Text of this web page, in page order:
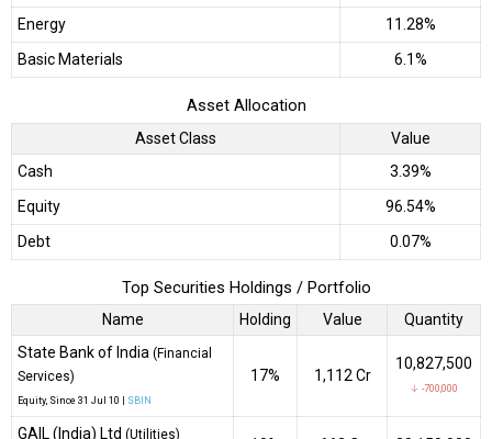
Energy
11.28%
Basic Materials
6.1%
Asset Allocation
Asset Class
Value
Cash
3.39%
Equity
96.54%
Debt
0.07%
Top Securities Holdings / Portfolio
Name Holding Value
Quantity
State Bank of India (Financial
Services)
Equity, Since 31 Jul 10 | SBIN
17% ₹1,112 Cr
10,827,500
↓ -700,000
GAIL (India) Ltd (Utilities)